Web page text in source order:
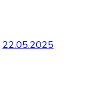
22.05.2025